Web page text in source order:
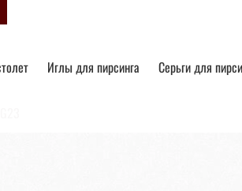
Иглы для пирсинга Серьги для